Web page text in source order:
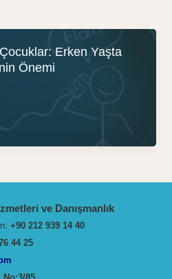
Erken Yaşta
Önemi
ve Danışmanlık
+90 212 939 14 40
44 25